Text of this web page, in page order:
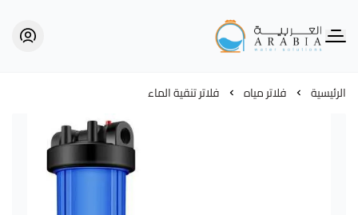
Alarabia Store - متجر العربية
الرئيسية فلاتر مياه فلاتر تنقية الماء